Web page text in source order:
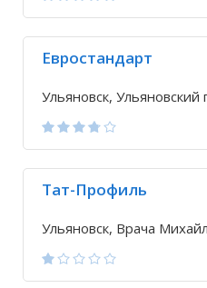
Евростандарт
Ульяновск, Ульяновский
Тат-Профиль
Ульяновск, Врача